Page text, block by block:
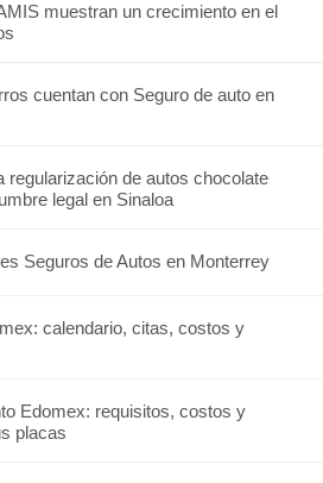
muestran un crecimiento en el
cuentan con Seguro de auto en
regularización de autos chocolate
legal en Sinaloa
Seguros de Autos en Monterrey
calendario, citas, costos y
Edomex: requisitos, costos y
placas